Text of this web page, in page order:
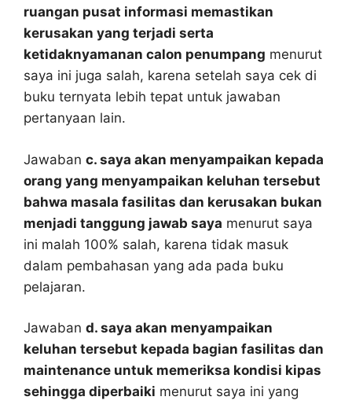
ruangan pusat informasi memastikan
kerusakan yang terjadi serta
ketidaknyamanan calon penumpang menurut
saya ini juga salah, karena setelah saya cek di
buku ternyata lebih tepat untuk jawaban
pertanyaan lain.
Jawaban c. saya akan menyampaikan kepada
orang yang menyampaikan keluhan tersebut
bahwa masala fasilitas dan kerusakan bukan
menjadi tanggung jawab saya menurut saya
ini malah 100% salah, karena tidak masuk
dalam pembahasan yang ada pada buku
pelajaran.
Jawaban d. saya akan menyampaikan
keluhan tersebut kepada bagian fasilitas dan
maintenance untuk memeriksa kondisi kipas
sehingga diperbaiki menurut saya ini yang